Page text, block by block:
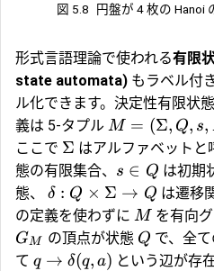
図 5.8 円盤が 4 枚の Hanoi
形式言語理論で使われる有限
state automata) もラベル付
ル化できます。決定性有限状
義は 5-タプル M = (Σ, Q, s,
ここで Σ はアルファベットと
態の有限集合、 s ∈ Q は初期
態、 δ : Q × Σ → Q は遷移
の定義を使わずに M を有向
GM の頂点が状態 Q で、全て
て q → δ(q, a) という辺が存